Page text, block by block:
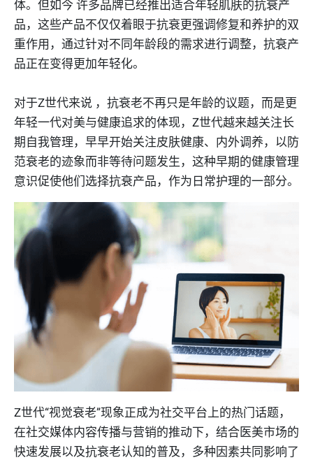
体。但如今 许多品牌已经推出适合年轻肌肤的抗衰产
品，这些产品不仅仅着眼于抗衰更强调修复和养护的双
重作用，通过针对不同年龄段的需求进行调整，抗衰产
品正在变得更加年轻化。
对于Z世代来说 ，抗衰老不再只是年龄的议题，而是更
年轻一代对美与健康追求的体现，Z世代越来越关注长
期自我管理，早早开始关注皮肤健康、内外调养，以防
范衰老的迹象而非等待问题发生，这种早期的健康管理
意识促使他们选择抗衰产品，作为日常护理的一部分。
Z世代“视觉衰老”现象正成为社交平台上的热门话题，
在社交媒体内容传播与营销的推动下，结合医美市场的
快速发展以及抗衰老认知的普及，多种因素共同影响了